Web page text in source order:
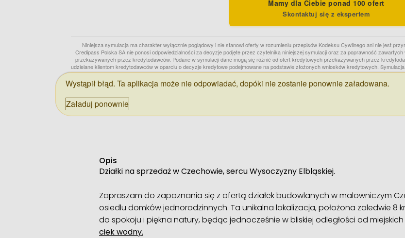
Opis
Działki na sprzedaż w Czechowie, sercu Wysoczyzny Elbląskiej.
Zapraszam do zapoznania się z ofertą działek budowlanych w malowniczym
osiedlu domków jednorodzinnych. Ta unikalna lokalizacja, położona zaledwie 8
do spokoju i piękna natury, będąc jednocześnie w bliskiej odległości od
ciek wodny.